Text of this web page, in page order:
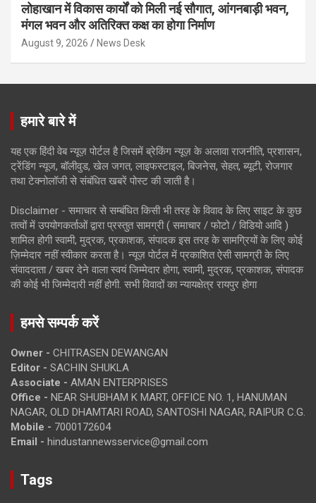
लोहाखान में विकास कार्यों को मिली नई सौगात, आंगनबाड़ी भवन,
मंगल भवन और अतिरिक्त कक्ष का होगा निर्माण
August 9, 2026 News Desk
हमारे बारे में
यह एक हिंदी वेब न्यूज़ पोर्टल है जिसमें ब्रेकिंग न्यूज़ के अलावा राजनीति, प्रशासन,
ट्रेंडिंग न्यूज, बॉलीवुड, खेल जगत, लाइफस्टाइल, बिजनेस, सेहत, ब्यूटी, रोजगार
तथा टेक्नोलॉजी से संबंधित खबरें पोस्ट की जाती है।
Disclaimer - समाचार से सम्बंधित किसी भी तरह के विवाद के लिए साइट के कुछ
तत्वों में उपयोगकर्ताओं द्वारा प्रस्तुत सामग्री ( समाचार / फोटो / विडियो आदि )
शामिल होगी स्वामी, मुद्रक, प्रकाशक, संपादक इस तरह के सामग्रियों के लिए कोई
ज़िम्मेदार नहीं स्वीकार करता है। न्यूज़ पोर्टल में प्रकाशित ऐसी सामग्री के लिए
संवाददाता / खबर देने वाला स्वयं जिम्मेदार होगा, स्वामी, मुद्रक, प्रकाशक, संपादक
की कोई भी जिम्मेदारी नहीं होगी. सभी विवादों का न्यायक्षेत्र रायपुर होगा
हमसे सम्पर्क करें
Owner - CHITRASEN DEWANGAN
Editor - SACHIN SHUKLA
Associate - AMAN ENTERPRISES
Office - NEAR SHUBHAM K MART, OFFICE NO. 1, HANUMAN
NAGAR, OLD DHAMTARI ROAD, SANTOSHI NAGAR, RAIPUR C.G.
Mobile - 7000172604
Email - hindustannewsservice@gmail.com
Tags